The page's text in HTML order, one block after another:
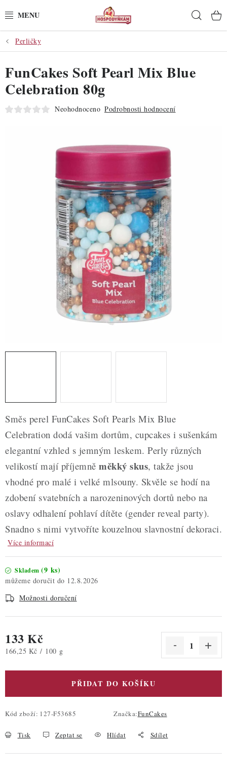
na
POTŘEBY
POMŮCKY
SUROVINY
PRO OSLAVY
DO KUCHYNĚ
ZDRAVÉ PEČENÍ
DÁRKOVÉ POUKAZY
TÉMATICKÉ PRODUKTY
PROFI BALENÍ
Hodnocení obchodu
Blog
Moje objednávka
Podmínky ochrany osobních údajů
Perličky
Směs perel FunCakes Soft Pearls Mix Blue
Celebration dodá vašim dortům, cupcakes i sušenkám
elegantní vzhled s jemným leskem. Perly různých
velikostí mají příjemně měkký skus, takže jsou
vhodné pro malé i velké mlsouny. Skvěle se hodí na
zdobení svatebních a narozeninových dortů nebo na
oslavy odhalení pohlaví dítěte (gender reveal party).
Snadno s nimi vytvoříte kouzelnou slavnostní dekoraci.
Více informací
Skladem (9 ks)
12.8.2026
Možnosti doručení
133 Kč
Měrná cena:
166,25 Kč / 100 g
PŘIDAT DO KOŠÍKU
Kód zboží: 127-F53685 Značka:FunCakes
Tisk Zeptat se Hlídat Sdílet
FunCakes Soft Pearl Mix Blue
Celebration 80g
Neohodnoceno Podrobnosti hodnocení